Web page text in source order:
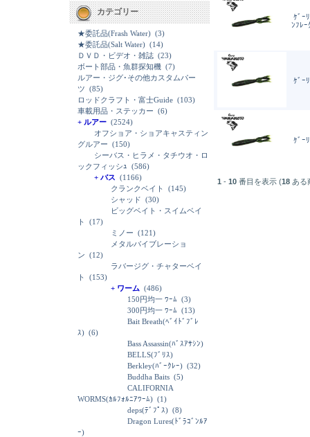
カテゴリー
★委託品(Frash Water) (3)
★委託品(Salt Water) (14)
ＤＶＤ・ビデオ・雑誌 (23)
ボート部品・魚群探知機 (7)
ルアー・ジグ･その他カスタムパー
ツ (85)
ロッドクラフト・富士Guide (103)
車載用品・ステッカー (6)
+ ルアー (2524)
オフショア・ショアキャスティン
グルアー (150)
シーバス・ヒラメ・タチウオ・ロ
ックフィッシｭ (586)
+ バス (1166)
クランクベイト
(145)
シャッド (30)
ビッグベイト・スイムベイ
ト
(17)
ミノー (121)
メタルバイブレーショ
ン (12)
ラバージグ・チャターベイ
ト
(153)
+ ワーム (486)
150円均一 ﾜｰﾑ (3)
300円均一 ﾜｰﾑ (13)
Bait Breath(ﾍﾞｲﾄﾞﾌﾞﾚ
ｽ) (6)
Bass Assassin(ﾊﾞｽｱｻｼﾝ)
BELLS(ﾌﾞﾘｽ)
Berkley(ﾊﾞｰｸﾚｰ) (32)
Buddha Baits (5)
CALIFORNIA
WORMS(ｶﾙﾌｫﾙﾆｱﾜｰﾑ) (1)
deps(ﾃﾞﾌﾟｽ) (8)
Dragon Lures(ﾄﾞﾗｺﾞﾝﾙｱ
ｰ)
ｹﾞｰ
ﾝﾌﾚｰ
ｹﾞｰ
ｹﾞｰ
1 - 10 番目を表示 (18 ある